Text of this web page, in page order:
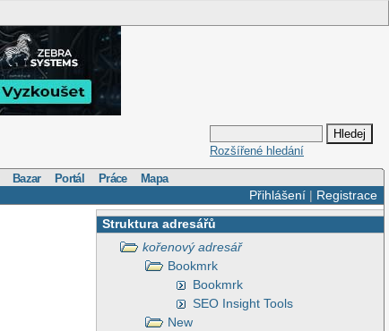
Rozšířené hledání
Bazar Portál Práce Mapa
Přihlášení| Registrace
Struktura adresářů
kořenový adresář
Bookmrk
Bookmrk
SEO Insight Tools
New